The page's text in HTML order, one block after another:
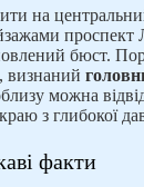
на
проспект
бюст.
, визнаний
можна
з глибокої
факти